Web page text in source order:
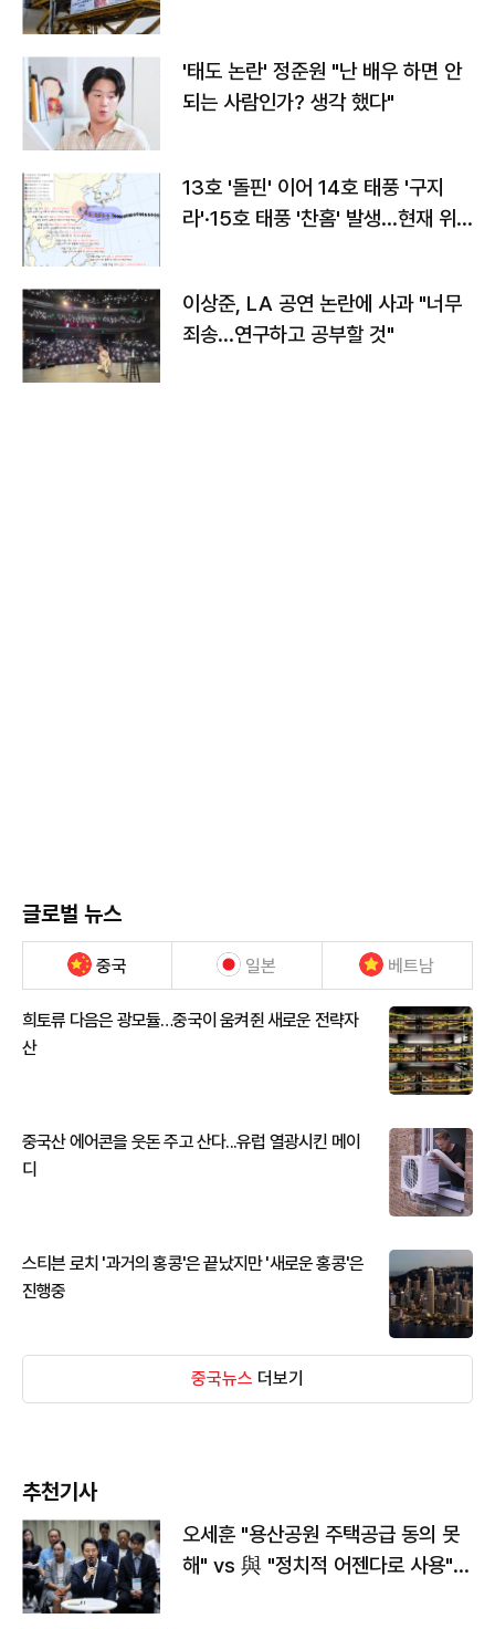
'태도 논란' 정준원 "난 배우 하면 안
되는 사람인가? 생각 했다"
13호 '돌핀' 이어 14호 태풍 '구지
라'·15호 태풍 '찬홈' 발생…현재 위
이상준, LA 공연 논란에 사과 "너무
죄송…연구하고 공부할 것"
글로벌 뉴스
중국 일본 베트남
희토류 다음은 광모듈…중국이 움켜쥔 새로운 전략자
산
중국산 에어콘을 웃돈 주고 산다...유럽 열광시킨 메이
디
스티븐 로치 '과거의 홍콩'은 끝났지만 '새로운 홍콩'은
진행중
중국뉴스 더보기
추천기사
오세훈 "용산공원 주택공급 동의 못
해" vs 與 "정치적 어젠다로 사용"